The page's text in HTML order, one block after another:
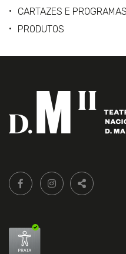
CARTAZES E PROGRAMAS
PRODUTOS
Siga-
nos:
FACEBOOK LIVRARIA DO
INSTAGRAM
PARTILHAR